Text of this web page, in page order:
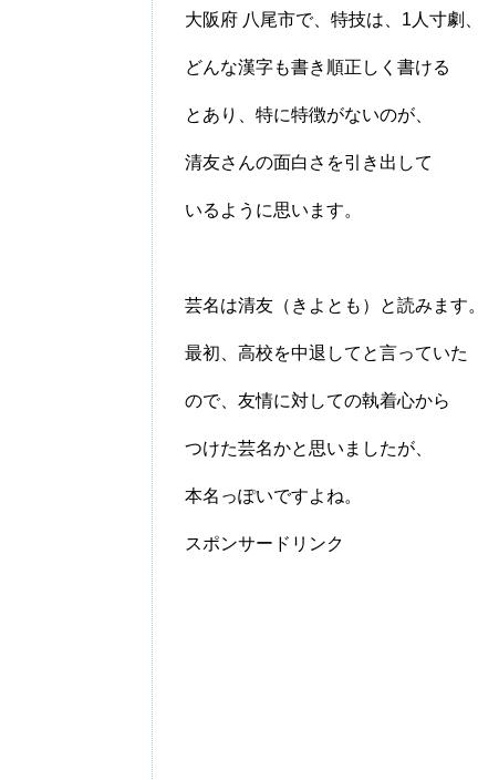
大阪府 八尾市で、特技は、1人寸劇、
どんな漢字も書き順正しく書ける
とあり、特に特徴がないのが、
清友さんの面白さを引き出して
いるように思います。
芸名は清友（きよとも）と読みます。
最初、高校を中退してと言っていた
ので、友情に対しての執着心から
つけた芸名かと思いましたが、
本名っぽいですよね。
スポンサードリンク